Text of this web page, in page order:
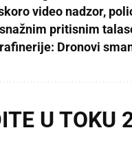
video nadzor,
pritisnim
Dronovi
U TOKU